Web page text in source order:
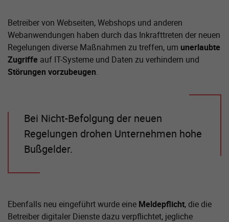
Betreiber von Webseiten, Webshops und anderen
Webanwendungen haben durch das Inkrafttreten der neuen
Regelungen diverse Maßnahmen zu treffen, um unerlaubte
Zugriffe auf IT-Systeme und Daten zu verhindern und
Störungen vorzubeugen.
Bei Nicht-Befolgung der neuen
Regelungen drohen Unternehmen hohe
Bußgelder.
Ebenfalls neu eingeführt wurde eine Meldepflicht, die die
Betreiber digitaler Dienste dazu verpflichtet, jegliche